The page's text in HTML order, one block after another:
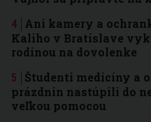
Ani kamery a
Kaliho v Bratislave
rodinou na dovolenke
Študenti medicíny a
prázdnin nastúpili do
veľkou pomocou